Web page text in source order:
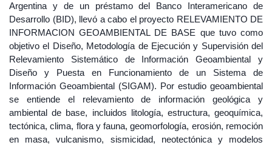
Argentina y de un préstamo del Banco Interamericano de
Desarrollo (BID), llevó a cabo el proyecto RELEVAMIENTO DE
INFORMACION GEOAMBIENTAL DE BASE que tuvo como
objetivo el Diseño, Metodología de Ejecución y Supervisión del
Relevamiento Sistemático de Información Geoambiental y
Diseño y Puesta en Funcionamiento de un Sistema de
Información Geoambiental (SIGAM). Por estudio geoambiental
se entiende el relevamiento de información geológica y
ambiental de base, incluidos litología, estructura, geoquímica,
tectónica, clima, flora y fauna, geomorfología, erosión, remoción
en masa, vulcanismo, sismicidad, neotectónica y modelos